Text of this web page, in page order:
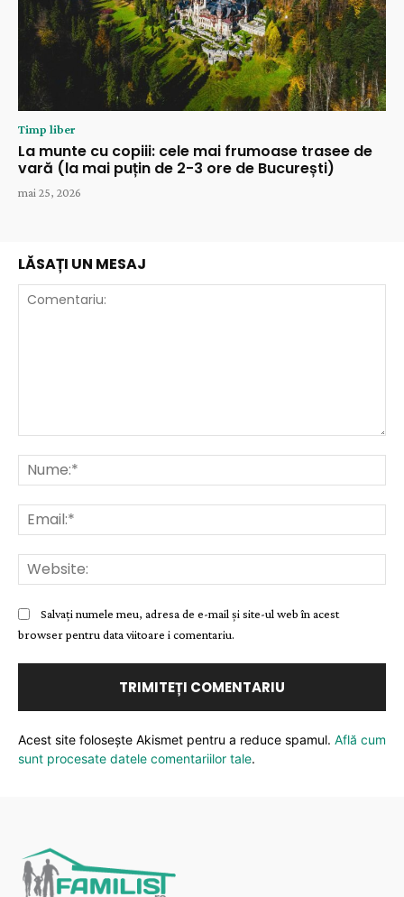
Timp liber
La munte cu copiii: cele mai frumoase trasee de
vară (la mai puțin de 2-3 ore de București)
mai 25, 2026
LĂSAȚI UN MESAJ
Salvați numele meu, adresa de e-mail și site-ul web în acest
browser pentru data viitoare i comentariu.
Acest site folosește Akismet pentru a reduce spamul. Află cum
sunt procesate datele comentariilor tale.